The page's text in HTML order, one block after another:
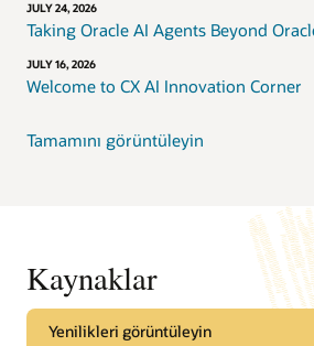
JULY 24, 2026
Taking Oracle AI Agents Beyond
JULY 16, 2026
Welcome to CX AI Innovation Corner
Tamamını görüntüleyin
Kaynaklar
Yenilikleri görüntüleyin